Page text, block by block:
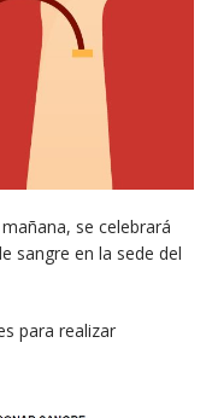
se celebrará
sangre en la sede del
para realizar